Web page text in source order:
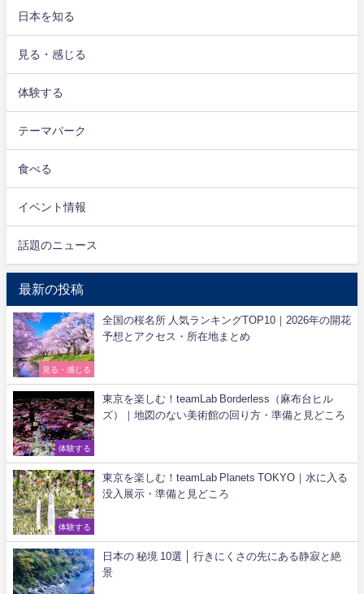
日本を知る
見る・感じる
体験する
テーマパーク
食べる
イベント情報
話題のニュース
最新の投稿
見る・感じる
全国の桜名所 人気ランキングTOP10｜2026年の開花
予想とアクセス・所在地まとめ
体験する
東京を楽しむ！teamLab Borderless（麻布台ヒル
ズ）｜地図のない美術館の回り方・準備と見どころ
体験する
東京を楽しむ！teamLab Planets TOKYO｜水に入る
没入展示・準備と見どころ
日本の 秘境 10選 │ 行きにくさの先にある静寂と絶
景